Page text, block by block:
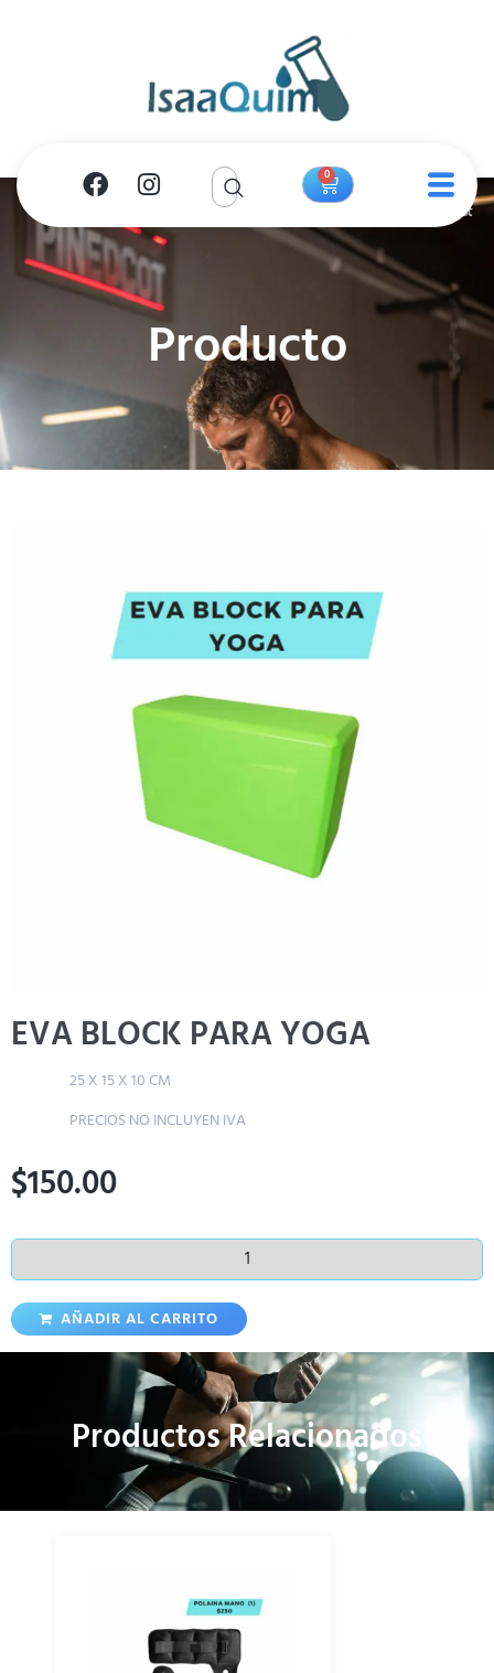
0
Producto
EVA BLOCK PARA YOGA
25 X 15 X 10 CM
PRECIOS NO INCLUYEN IVA
$150.00
AÑADIR AL CARRITO
Productos Relacionados